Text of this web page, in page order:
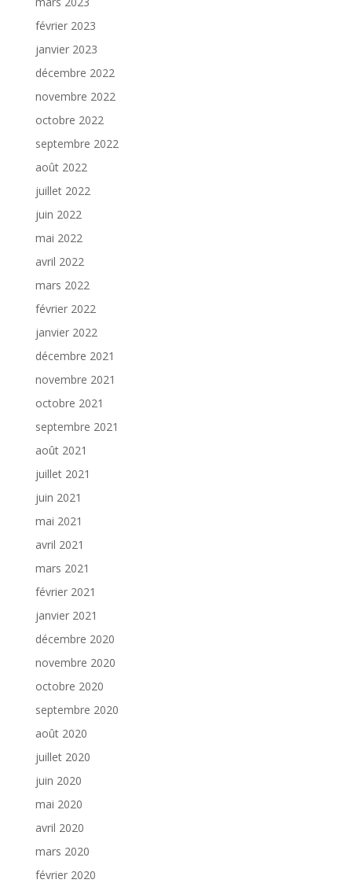
février 2023
janvier 2023
décembre 2022
novembre 2022
octobre 2022
septembre 2022
août 2022
juillet 2022
juin 2022
mai 2022
avril 2022
mars 2022
février 2022
janvier 2022
décembre 2021
novembre 2021
octobre 2021
septembre 2021
août 2021
juillet 2021
juin 2021
mai 2021
avril 2021
mars 2021
février 2021
janvier 2021
décembre 2020
novembre 2020
octobre 2020
septembre 2020
août 2020
juillet 2020
juin 2020
mai 2020
avril 2020
mars 2020
février 2020